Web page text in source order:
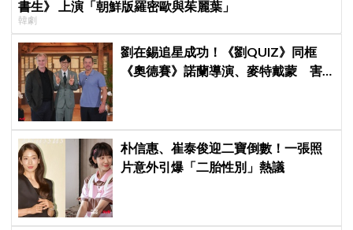
書生》 上演「朝鮮版羅密歐與茱麗葉」
韓劇
劉在錫追星成功！《劉QUIZ》同框
《奧德賽》諾蘭導演、麥特戴蒙 害
朴信惠、崔泰俊迎二寶倒數！一張照
片意外引爆「二胎性別」熱議